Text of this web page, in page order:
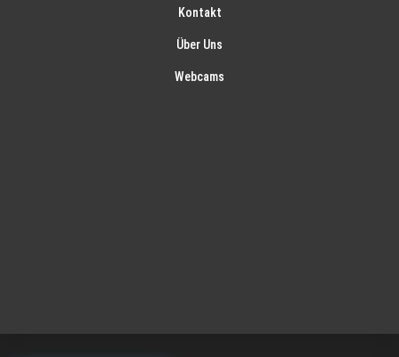
Kontakt
Über Uns
Webcams